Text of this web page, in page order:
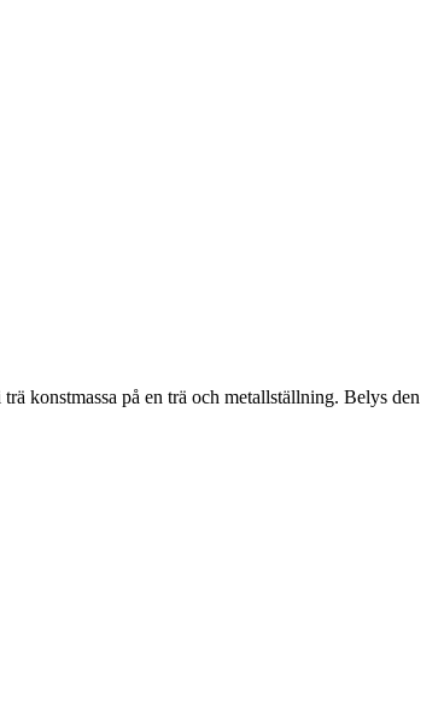
konstmassa på en trä och metallställning. Belys den